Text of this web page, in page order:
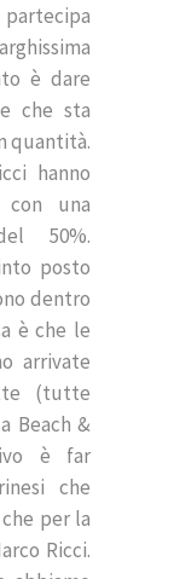
è dare
che sta
quantità.
hanno
una
50%.
posto
dentro
è che le
arrivate
(tutte
Beach &
è far
che
per la
Ricci.